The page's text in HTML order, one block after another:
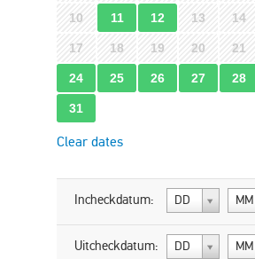
10 11 12 13 14
17 18 19 20 21
24 25 26 27 28
31
Clear dates
Incheckdatum: DD MM
Uitcheckdatum: DD MM